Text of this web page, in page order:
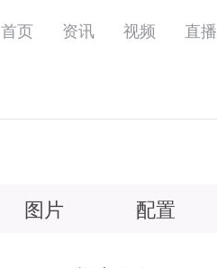
首页 资讯 视频 直播
图片 配置